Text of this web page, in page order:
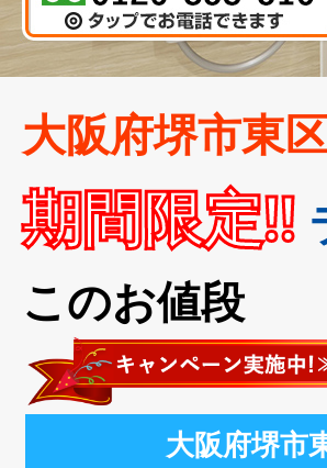
大阪府堺市東
期間限定!!
このお値段
大阪府堺市